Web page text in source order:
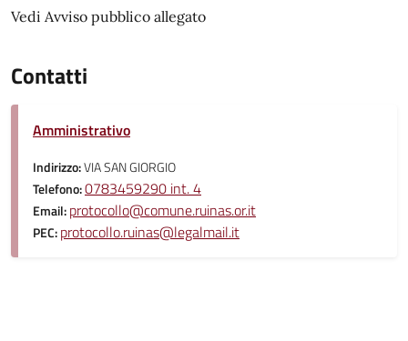
Vedi Avviso pubblico allegato
Contatti
Amministrativo
Indirizzo:VIA SAN GIORGIO
Telefono:0783459290 int. 4
Email:protocollo@comune.ruinas.or.it
PEC:protocollo.ruinas@legalmail.it